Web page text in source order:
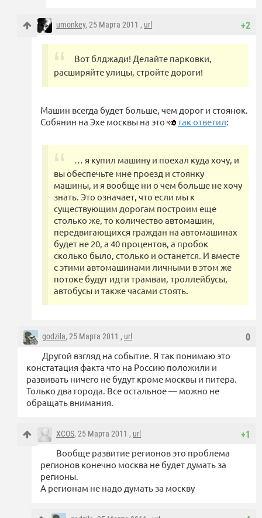
+2
umonkey, 25 Марта 2011 , url
Вот блджади! Делайте парковки,
расширяйте улицы, стройте дороги!
Машин всегда будет больше, чем дорог и стоянок.
Собянин на Эхе москвы на это
так ответил:
… я купил машину и поехал куда хочу, и
вы обеспечьте мне проезд и стоянку
машины, и я вообще ни о чем больше не хочу
знать. Это означает, что если мы к
существующим дорогам построим еще
столько же, то количество автомашин,
передвигающихся граждан на автомашинах
будет не 20, а 40 процентов, а пробок
сколько было, столько и останется. И вместе
с этими автомашинами личными в этом же
потоке будут идти трамваи, троллейбусы,
автобусы и также часами стоять.
0
godzila, 25 Марта 2011 , url
Другой взгляд на событие. Я так понимаю это
констатация факта что на Россию положили и
развивать ничего не будут кроме москвы и питера.
Только два города. Все остальное — можно не
обращать внимания.
+1
XCOS, 25 Марта 2011 , url
Вообще развитие регионов это проблема
регионов конечно москва не будет думать за
регионы.
А регионам не надо думать за москву